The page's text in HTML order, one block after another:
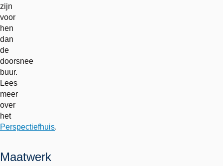
zijn
voor
hen
dan
de
doorsnee
buur.
Lees
meer
over
het
Perspectiefhuis.
Maatwerk